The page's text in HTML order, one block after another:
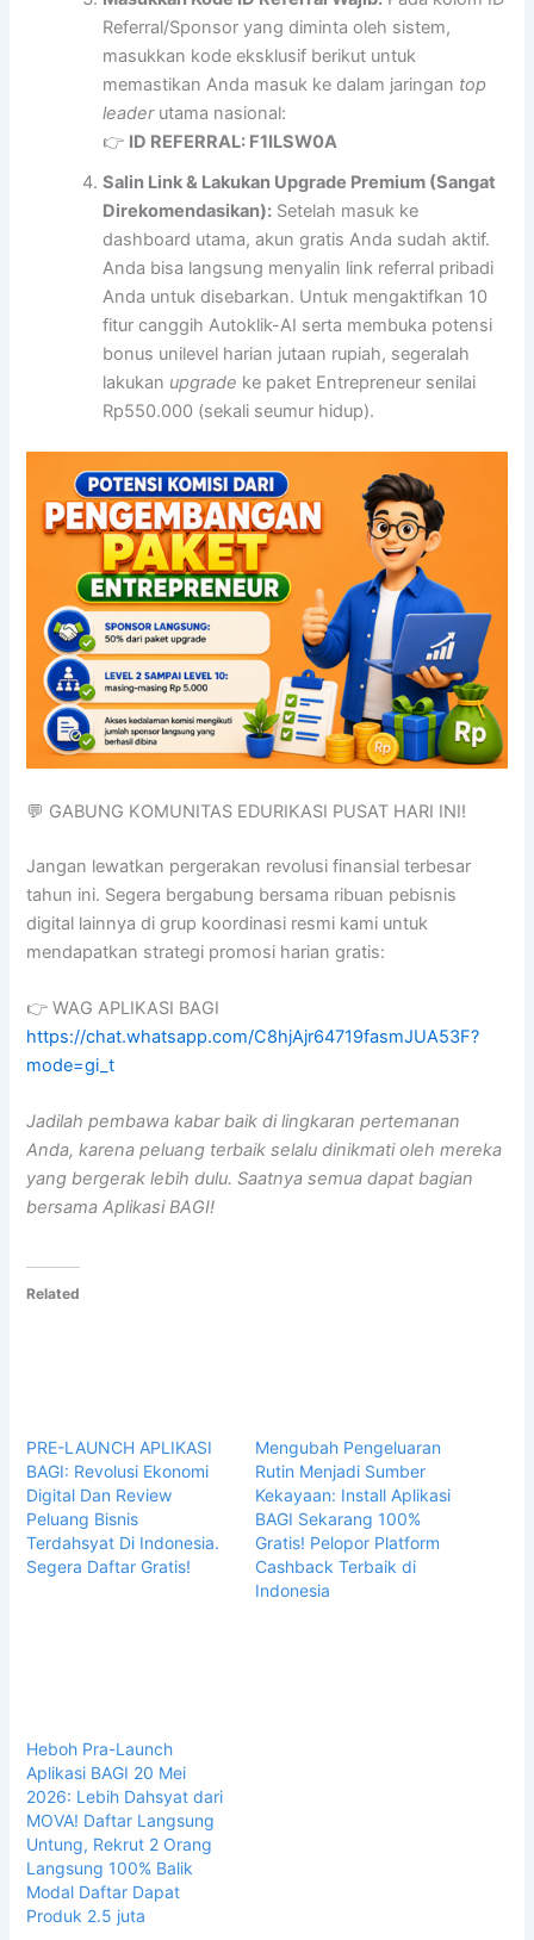
Referral/Sponsor yang diminta oleh sistem,
masukkan kode eksklusif berikut untuk
memastikan Anda masuk ke dalam jaringan top
leaderutama nasional:
👉 ID REFERRAL: F1ILSW0A
Salin Link & Lakukan Upgrade Premium (Sangat
Direkomendasikan): Setelah masuk ke
dashboard utama, akun gratis Anda sudah aktif.
Anda bisa langsung menyalin link referral pribadi
Anda untuk disebarkan. Untuk mengaktifkan 10
fitur canggih Autoklik-AI serta membuka potensi
bonus unilevel harian jutaan rupiah, segeralah
lakukan upgrade ke paket Entrepreneur senilai
Rp550.000 (sekali seumur hidup).
💬 GABUNG KOMUNITAS EDURIKASI PUSAT HARI INI!
Jangan lewatkan pergerakan revolusi finansial terbesar
tahun ini. Segera bergabung bersama ribuan pebisnis
digital lainnya di grup koordinasi resmi kami untuk
mendapatkan strategi promosi harian gratis:
👉 WAG APLIKASI BAGI
https://chat.whatsapp.com/C8hjAjr64719fasmJUA53F?
mode=gi_t
Jadilah pembawa kabar baik di lingkaran pertemanan
Anda, karena peluang terbaik selalu dinikmati oleh mereka
yang bergerak lebih dulu. Saatnya semua dapat bagian
bersama Aplikasi BAGI!
Related
PRE-LAUNCH APLIKASI
BAGI: Revolusi Ekonomi
Digital Dan Review
Peluang Bisnis
Terdahsyat Di Indonesia.
Segera Daftar Gratis!
Mengubah Pengeluaran
Rutin Menjadi Sumber
Kekayaan: Install Aplikasi
BAGI Sekarang 100%
Gratis! Pelopor Platform
Cashback Terbaik di
Indonesia
Heboh Pra-Launch
Aplikasi BAGI 20 Mei
2026: Lebih Dahsyat dari
MOVA! Daftar Langsung
Untung, Rekrut 2 Orang
Langsung 100% Balik
Modal Daftar Dapat
Produk 2.5 juta